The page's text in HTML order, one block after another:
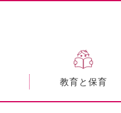
教育と保育